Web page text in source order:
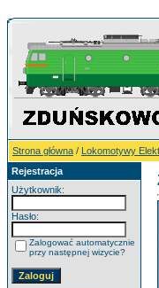
Strona główna / Lokomotywy
Rejestracja
Użytkownik:
Hasło:
Zalogować automatycznie
przy następnej wizycie?